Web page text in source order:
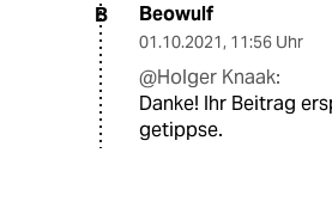
B Beowulf
01.10.2021, 11:56 Uhr
@Holger Knaak:
Danke! Ihr Beitrag
getippse.